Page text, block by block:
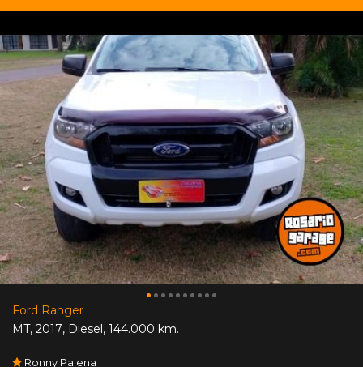
Ford Ranger
MT, 2017, Diesel, 144.000 km.
Ronny Palena